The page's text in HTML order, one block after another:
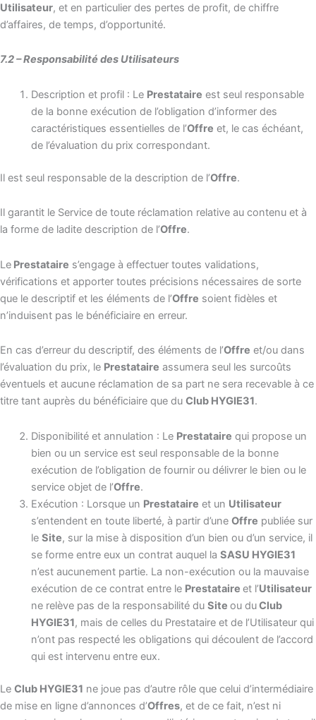
Utilisateur, et en particulier des pertes de profit, de chiffre
d’affaires, de temps, d’opportunité.
7.2 – Responsabilité des Utilisateurs
Description et profil : Le Prestataire est seul responsable
de la bonne exécution de l’obligation d’informer des
caractéristiques essentielles de l’Offre et, le cas échéant,
de l’évaluation du prix correspondant.
Il est seul responsable de la description de l’Offre.
Il garantit le Service de toute réclamation relative au contenu et à
la forme de ladite description de l’Offre.
Le Prestataire s’engage à effectuer toutes validations,
vérifications et apporter toutes précisions nécessaires de sorte
que le descriptif et les éléments de l’Offre soient fidèles et
n’induisent pas le bénéficiaire en erreur.
En cas d’erreur du descriptif, des éléments de l’Offre et/ou dans
l’évaluation du prix, le Prestataire assumera seul les surcoûts
éventuels et aucune réclamation de sa part ne sera recevable à ce
titre tant auprès du bénéficiaire que du Club HYGIE31.
Disponibilité et annulation : Le Prestataire qui propose un
bien ou un service est seul responsable de la bonne
exécution de l’obligation de fournir ou délivrer le bien ou le
service objet de l’Offre.
Exécution : Lorsque un Prestataire et un Utilisateur
s’entendent en toute liberté, à partir d’une Offre publiée sur
le Site, sur la mise à disposition d’un bien ou d’un service, il
se forme entre eux un contrat auquel la SASU HYGIE31
n’est aucunement partie. La non-exécution ou la mauvaise
exécution de ce contrat entre le Prestataire et l’Utilisateur
ne relève pas de la responsabilité du Site ou duClub
HYGIE31, mais de celles du Prestataire et de l’Utilisateur qui
n’ont pas respecté les obligations qui découlent de l’accord
qui est intervenu entre eux.
Le Club HYGIE31 ne joue pas d’autre rôle que celui d’intermédiaire
de mise en ligne d’annonces d’Offres, et de ce fait, n’est ni